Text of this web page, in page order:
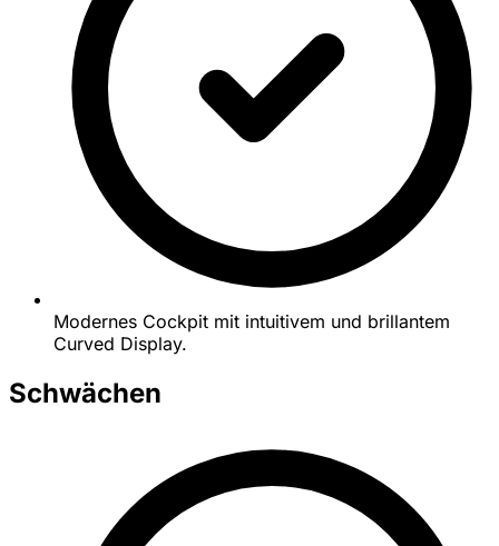
Modernes Cockpit mit intuitivem und brillantem
Curved Display.
Schwächen